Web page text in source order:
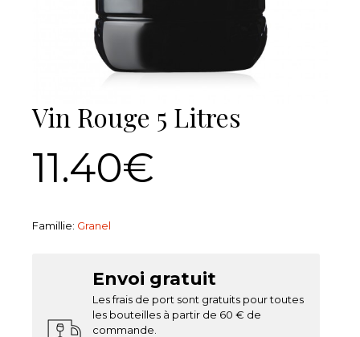
Vin Rouge 5 Litres
Famillie: Granel
11.40€
Envoi gratuit
Les frais de port sont gratuits pour toutes
les bouteilles à partir de 60 € de
commande.